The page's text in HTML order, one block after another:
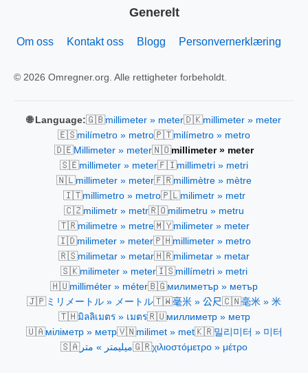
Generelt
Om oss Kontakt oss Blogg Personvernerklæring
© 2026 Omregner.org. Alle rettigheter forbeholdt.
🌐 Language:🇬🇧millimeter » meter🇩🇰millimeter » meter
🇪🇸milímetro » metro🇵🇹milímetro » metro
🇩🇪Millimeter » meter🇳🇴millimeter » meter
🇸🇪millimeter » meter🇫🇮millimetri » metri
🇳🇱millimeter » meter🇫🇷millimètre » mètre
🇮🇹millimetro » metro🇵🇱milimetr » metr
🇨🇿milimetr » metr🇷🇴milimetru » metru
🇹🇷milimetre » metre🇲🇾milimeter » meter
🇮🇩milimeter » meter🇵🇭millimeter » metro
🇷🇸milimetar » metar🇭🇷milimetar » metar
🇸🇰milimeter » meter🇮🇸millímetri » metri
🇭🇺milliméter » méter🇧🇬милиметър » метър
🇯🇵ミリメートル » メートル🇹🇼毫米 » 公尺🇨🇳毫米 » 米
🇹🇭มิลลิเมตร » เมตร🇷🇺миллиметр » метр
🇺🇦міліметр » метр🇻🇳milimet » met🇰🇷밀리미터 » 미터
🇸🇦ميليمتر » متر🇬🇷χιλιοστόμετρο » μέτρο